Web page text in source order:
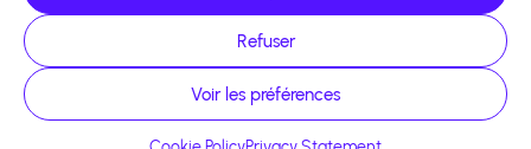
Refuser
Voir les préférences
Copyright 2026 - Logiciel d'affiliation - Tous droits